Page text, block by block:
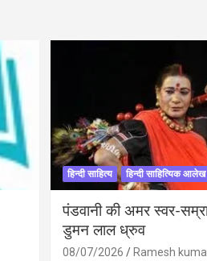
हिन्दी साहित्य हिन्दी साहित्यिक आलेख
पंडवानी की अमर स्वर-
डुमन लाल ध्रुव
08/07/2026 Ramesh